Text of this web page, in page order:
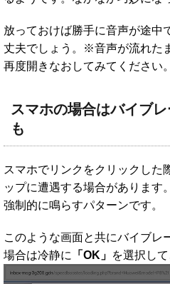
放っておけば勝手に音声が途中
丈夫でしょう。※音声が流れた
再度開きなおしてみてください。
スマホの場合はバイブ
も
スマホでリンクをクリックした
ップに遭遇する場合があります
強制的に鳴らすパターンです。
このような画面と共にバイブレ
場合は冷静に
「OK」 を選択して